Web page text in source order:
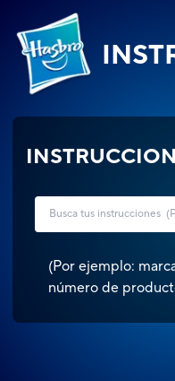
(Por ejemplo:
número de